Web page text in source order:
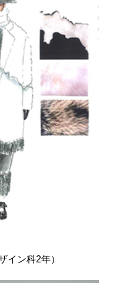
イン科2年）